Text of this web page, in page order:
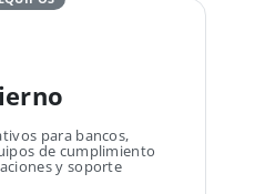
para bancos,
de cumplimiento
y soporte